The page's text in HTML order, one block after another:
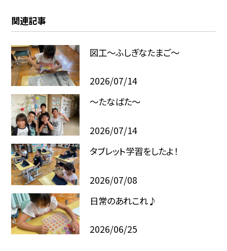
関連記事
図工～ふしぎなたまご～
2026/07/14
～たなばた～
2026/07/14
タブレット学習をしたよ！
2026/07/08
日常のあれこれ♪
2026/06/25